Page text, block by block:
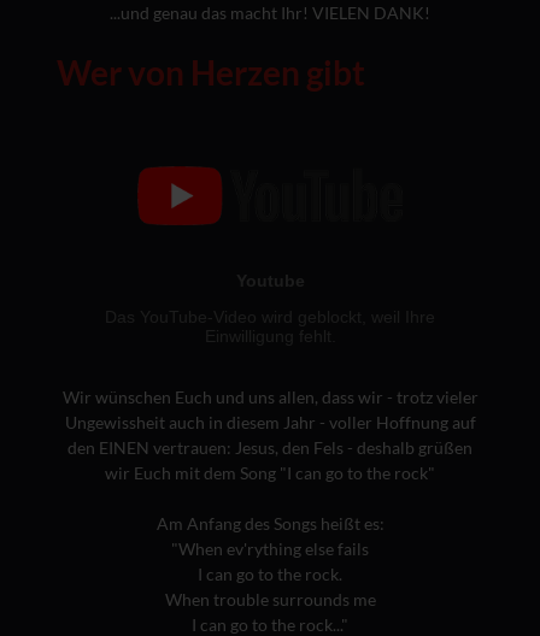
...und genau das macht Ihr! VIELEN DANK!
Wer von Herzen gibt
Wir wünschen Euch und uns allen, dass wir - trotz vieler
Ungewissheit auch in diesem Jahr - voller Hoffnung auf
den EINEN vertrauen: Jesus, den Fels - deshalb grüßen
wir Euch mit dem Song "I can go to the rock"
Am Anfang des Songs heißt es:
"When ev'rything else fails
I can go to the rock.
When trouble surrounds me
I can go to the rock..."